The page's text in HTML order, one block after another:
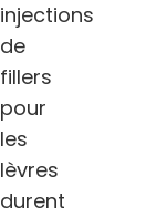
injections
de
fillers
pour
les
lèvres
durent